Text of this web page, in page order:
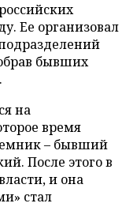
Ее организовал
бывших
на
время
– бывший
После этого в
и она
стал